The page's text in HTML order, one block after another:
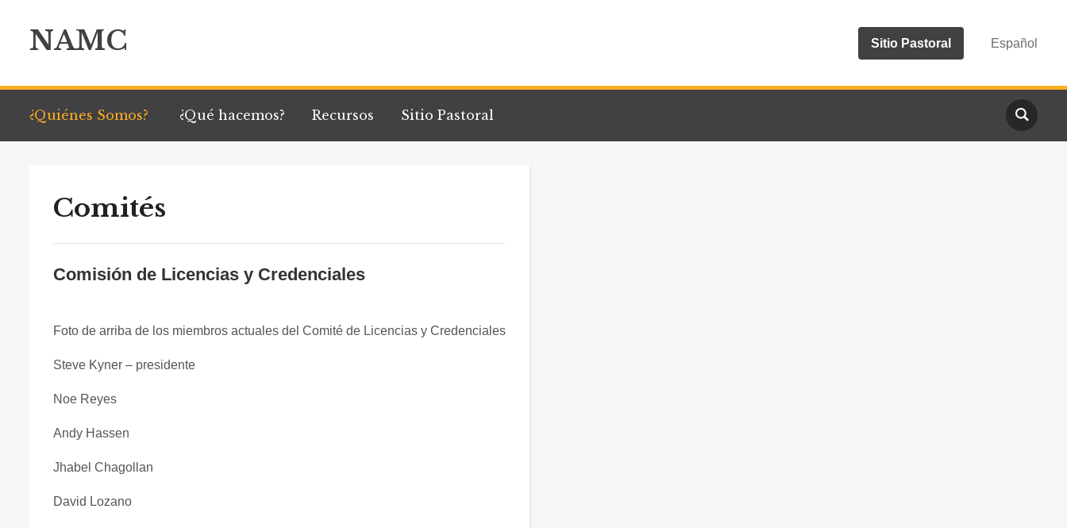
NAMC Sitio Pastoral Español
¿Quiénes Somos? ¿Qué hacemos? Recursos Sitio Pastoral
Comités
Comisión de Licencias y Credenciales
Foto de arriba de los miembros actuales del Comité de Licencias y Credenciales
Steve Kyner – presidente
Noe Reyes
Andy Hassen
Jhabel Chagollan
David Lozano